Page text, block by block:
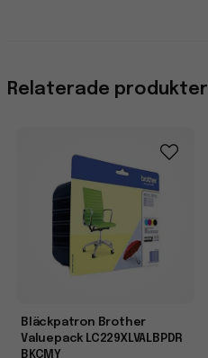
Relaterade produkter
Bläckpatron Brother
Valuepack LC229XLVALBPDR
BKCMY